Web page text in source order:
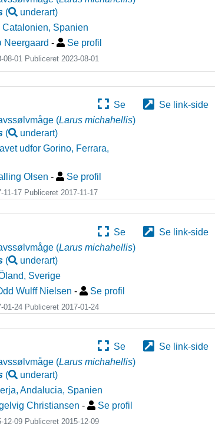
( underart)
Catalonien, Spanien
Neergaard - Se profil
08-01 Publiceret 2023-08-01
Se
Se link-side
(Larus michahellis)
( underart)
udfor Gorino, Ferrara,
Olsen - Se profil
11-17 Publiceret2017-11-17
Se
Se link-side
(Larus michahellis)
( underart)
, Sverige
Wulff Nielsen - Se profil
01-24 Publiceret2017-01-24
Se
Se link-side
(Larus michahellis)
( underart)
Andalucia, Spanien
Christiansen - Se profil
12-09 Publiceret2015-12-09